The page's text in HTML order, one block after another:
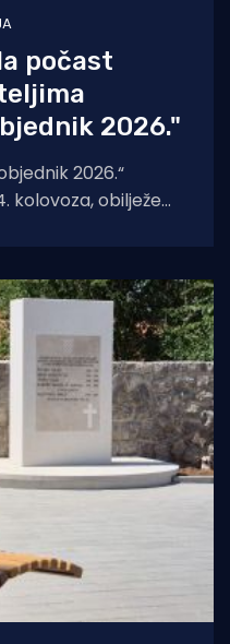
počast
2026."
2026.“
kolovoza, obilježeni